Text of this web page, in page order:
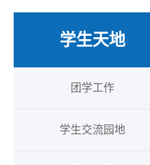
学生天地
团学工作
学生交流园地